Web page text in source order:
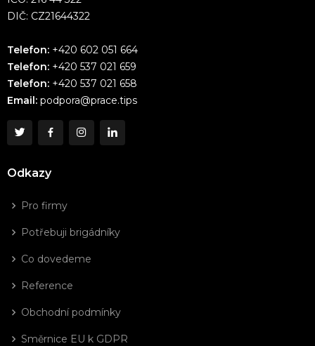
DIČ: CZ21644322
Telefon: +420 602 051 664
Telefon: +420 537 021 659
Telefon: +420 537 021 658
Email: podpora@prace.tips
Odkazy
Pro firmy
Potřebuji brigádníky
Co dovedeme
Reference
Obchodní podmínky
Směrnice EU k GDPR